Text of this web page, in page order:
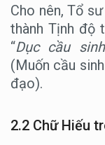
Cho nên, Tổ
thành Tịnh độ
“Dục cầu
(Muốn cầu
đạo).
2.2 Chữ Hiếu